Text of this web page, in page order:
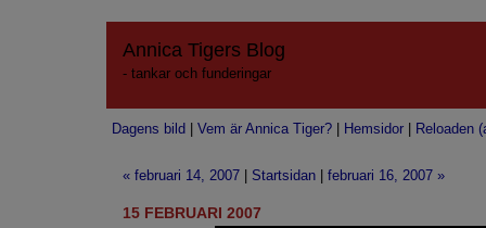
Annica Tigers Blog
- tankar och funderingar
Dagens bild Vem är Annica Tiger? Hemsidor Reloaden
« februari 14, 2007 Startsidan februari 16, 2007 »
15 FEBRUARI 2007